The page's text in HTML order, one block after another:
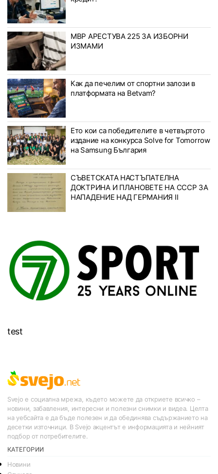
МВР АРЕСТУВА 225 ЗА ИЗБОРНИ
ИЗМАМИ
Как да печелим от спортни залози в
платформата на Betvam?
Ето кои са победителите в четвъртото
издание на конкурса Solve for Tomorrow
на Samsung България
СЪВЕТСКАТА НАСТЪПАТЕЛНА
ДОКТРИНА И ПЛАНОВЕТЕ НА СССР ЗА
НАПАДЕНИЕ НАД ГЕРМАНИЯ II
test
Svejo е социална мрежа, където можете да откриете всичко –
новини, забавления, интересни и полезни снимки и видеа. Целта
на уебсайта е да бъде полезен и да обединява съдържанието на
десетки източници. В Svejo акцентът е информацията и нейният
подбор от потребителите.
КАТЕГОРИИ
Новини